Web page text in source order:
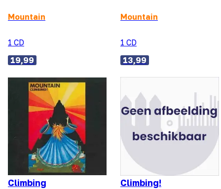
Mountain
1 CD
19,99
Mountain
1 CD
13,99
Climbing Climbing!